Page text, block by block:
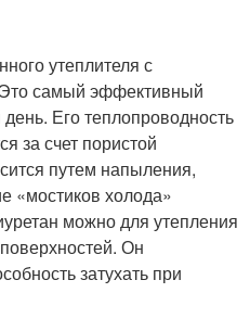
утеплителя с
самый эффективный
Его теплопроводность
за счет пористой
путем напыления,
«мостиков холода»
можно для утепления
Он
затухать при